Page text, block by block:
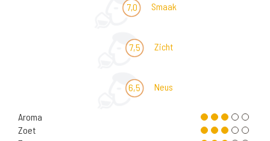
7,0 Smaak
7,5 Zicht
6,5 Neus
Aroma
Zoet